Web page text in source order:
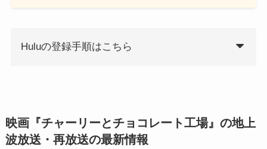
Huluの登録手順はこちら
映画『チャーリーとチョコレート工場』の地上
波放送・再放送の最新情報